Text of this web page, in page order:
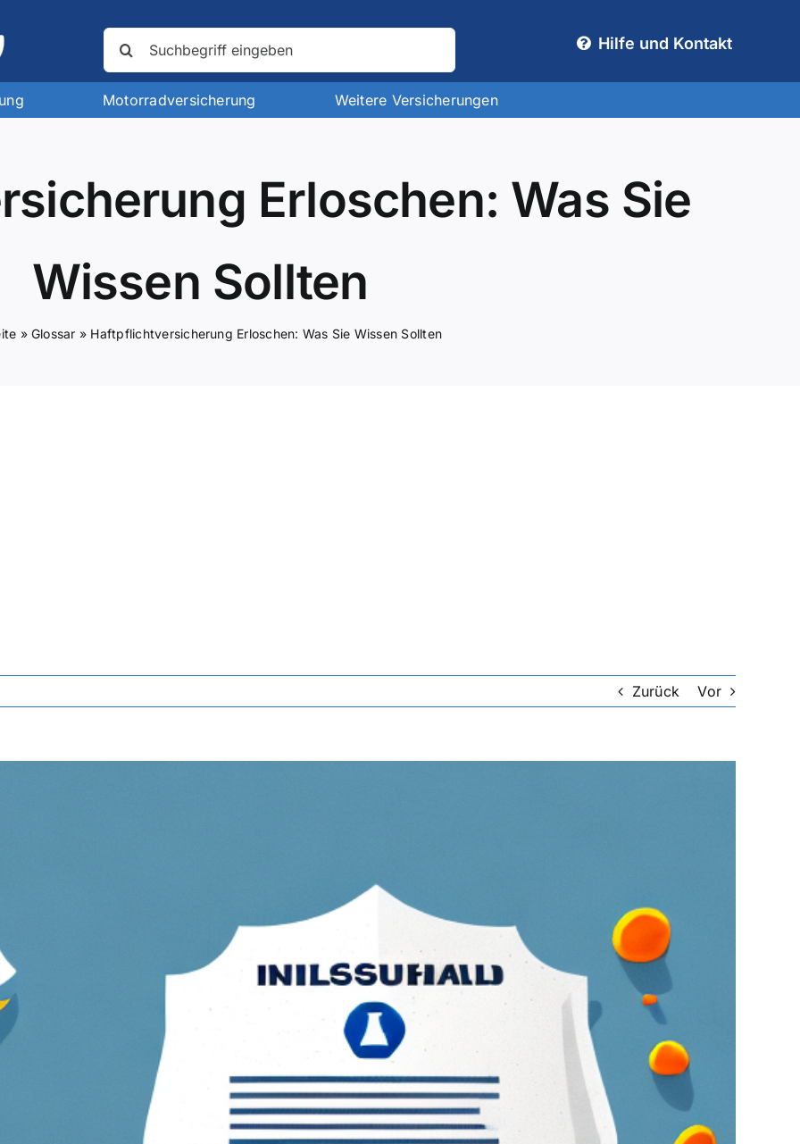
nach:
Hilfe und Kontakt
Motorradversicherung Weitere Versicherungen
Erloschen: Was Sie
Wissen Sollten
»Glossar » Haftpflichtversicherung Erloschen: Was Sie Wissen Sollten
Zurück Vor